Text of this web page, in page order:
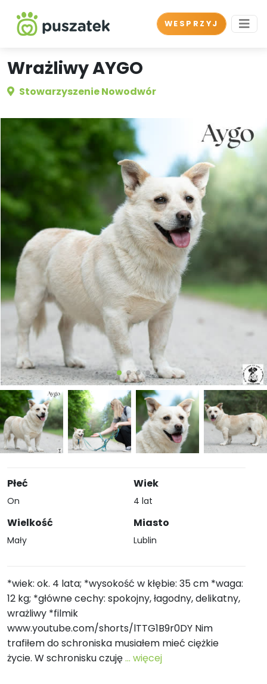
WESPRZYJ
Wrażliwy AYGO
Stowarzyszenie Nowodwór
Płeć
On
Wielkość
Mały
Wiek
4 lat
Miasto
Lublin
*wiek: ok. 4 lata; *wysokość w kłębie: 35 cm *waga:
12 kg; *główne cechy: spokojny, łagodny, delikatny,
wrażliwy *filmik
www.youtube.com/shorts/lTTG1B9r0DY Nim
trafiłem do schroniska musiałem mieć ciężkie
życie. W schronisku czuję... więcej